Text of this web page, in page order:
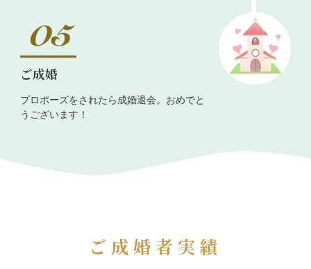
ご成婚
プロポーズをされたら成婚退会。おめでと
うございます！
ご成婚者実績